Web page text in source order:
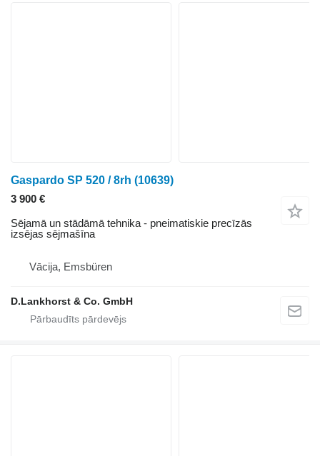
Gaspardo SP 520 / 8rh (10639)
3 900 €
Sējamā un stādāmā tehnika - pneimatiskie precīzās
izsējas sējmašīna
Vācija, Emsbüren
D.Lankhorst & Co. GmbH